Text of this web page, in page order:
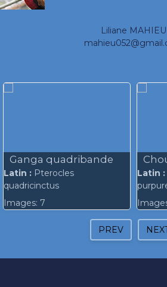
Liliane MAHIEU
Ganga quadribande
Latin : Pterocles
quadricinctus
Images: 7
Latin :
PREV